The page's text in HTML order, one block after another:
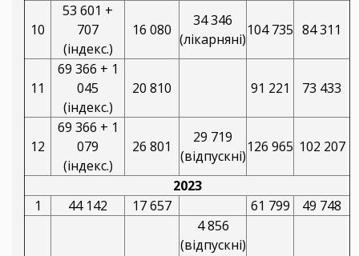
10
53 601 +
707
(індекс.)
16 080
34 346
(лікарняні)
104 735 84 311
11
69 366 + 1
045
(індекс.)
20 810 91 221 73 433
12
69 366 + 1
079
(індекс.)
26 801
29 719
(відпускні)
126 965 102 207
2023
1
44 142 17 657 61 799 49 748
4 856
(відпускні)